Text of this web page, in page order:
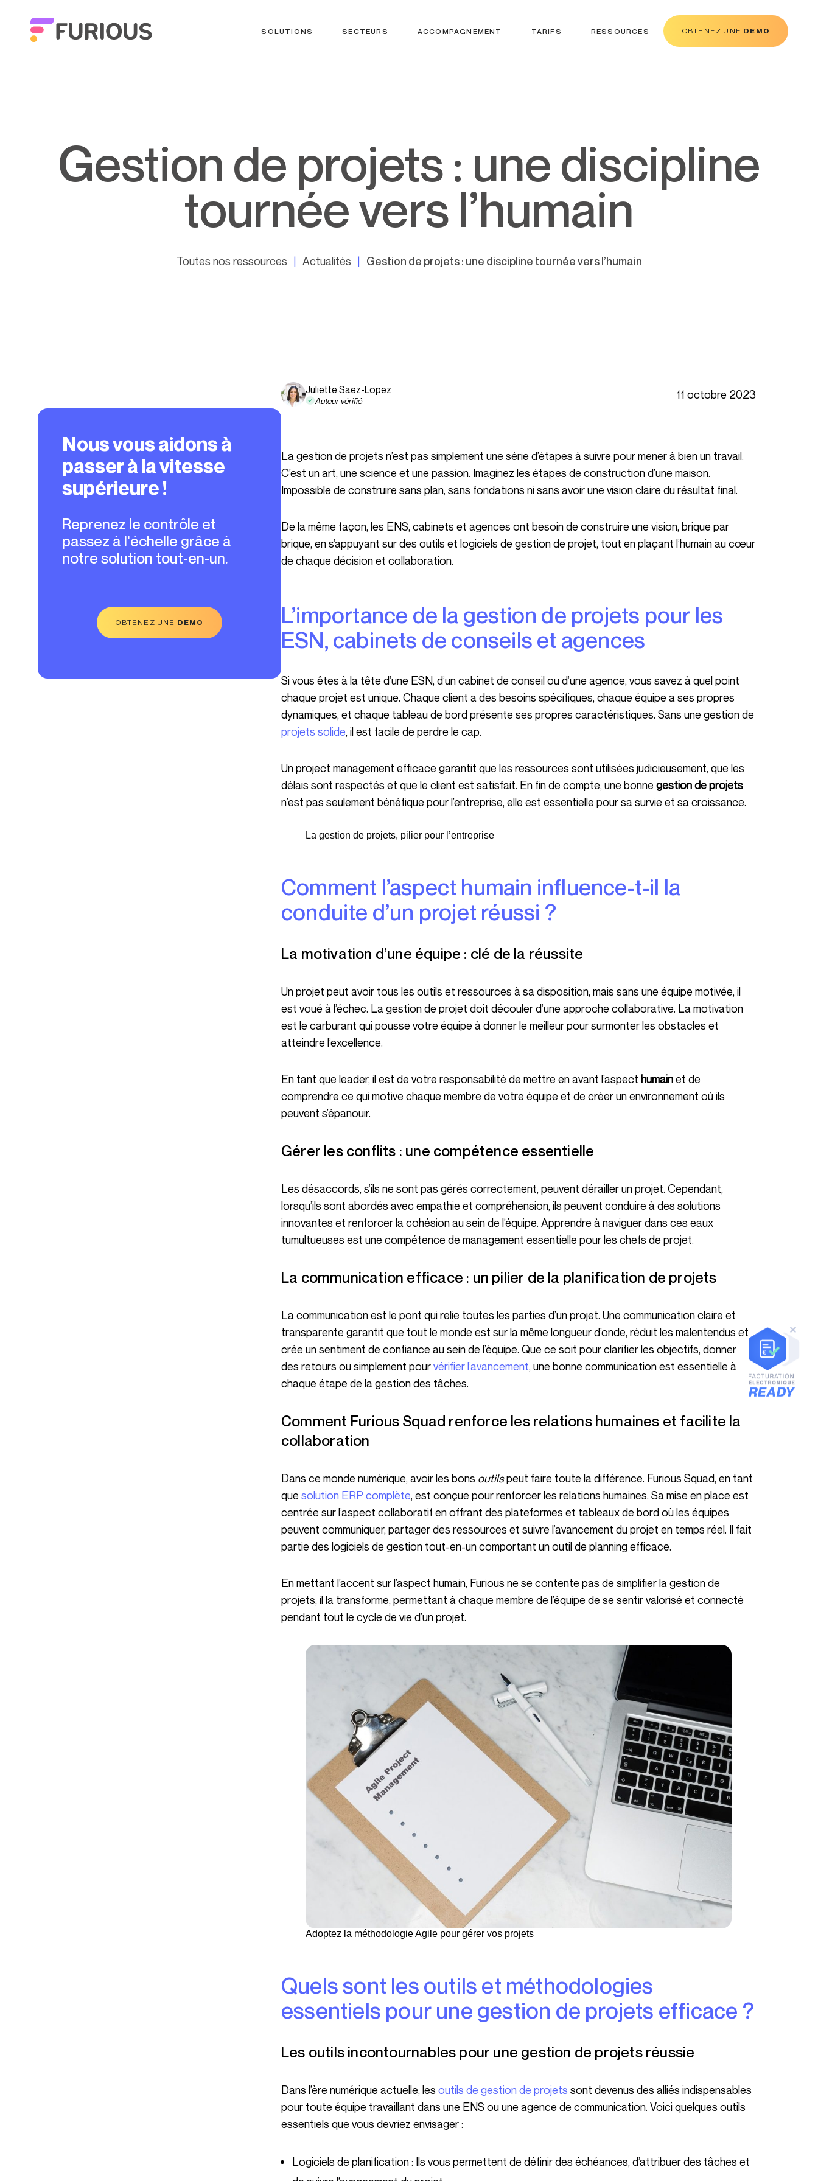
SOLUTIONS SECTEURS ACCOMPAGNEMENT TARIFS RESSOURCES OBTENEZ UNE DEMO
Gestion de projets : une discipline
tournée vers l’humain
Toutes nos ressources Actualités Gestion de projets : une discipline tournée vers l’humain
Nous vous aidons à
passer à la vitesse
supérieure !
Reprenez le contrôle et
passez à l'échelle grâce à
notre solution tout-en-un.
OBTENEZ UNE DEMO
Juliette Saez-Lopez
Auteur vérifié 11 octobre 2023
La gestion de projets n’est pas simplement une série d’étapes à suivre pour mener à bien un travail.
C’est un art, une science et une passion. Imaginez les étapes de construction d’une maison.
Impossible de construire sans plan, sans fondations ni sans avoir une vision claire du résultat final.
De la même façon, les ENS, cabinets et agences ont besoin de construire une vision, brique par
brique, en s’appuyant sur des outils et logiciels de gestion de projet, tout en plaçant l’humain au cœur
de chaque décision et collaboration.
L’importance de la gestion de projets pour les
ESN, cabinets de conseils et agences
Si vous êtes à la tête d’une ESN, d’un cabinet de conseil ou d’une agence, vous savez à quel point
chaque projet est unique. Chaque client a des besoins spécifiques, chaque équipe a ses propres
dynamiques, et chaque tableau de bord présente ses propres caractéristiques. Sans une gestion de
projets solide, il est facile de perdre le cap.
Un project management efficace garantit que les ressources sont utilisées judicieusement, que les
délais sont respectés et que le client est satisfait. En fin de compte, une bonne gestionde projets
n’est pas seulement bénéfique pour l’entreprise, elle est essentielle pour sa survie et sa croissance.
La gestion de projets, pilier pour l’entreprise
Comment l’aspect humain influence-t-il la
conduite d’un projet réussi ?
La motivation d’une équipe : clé de la réussite
Un projet peut avoir tous les outils et ressources à sa disposition, mais sans une équipe motivée, il
est voué à l’échec. La gestion de projet doit découler d’une approche collaborative. La motivation
est le carburant qui pousse votre équipe à donner le meilleur pour surmonter les obstacles et
atteindre l’excellence.
En tant que leader, il est de votre responsabilité de mettre en avant l’aspect humainet de
comprendre ce qui motive chaque membre de votre équipe et de créer un environnement où ils
peuvent s’épanouir.
Gérer les conflits : une compétence essentielle
Les désaccords, s’ils ne sont pas gérés correctement, peuvent dérailler un projet. Cependant,
lorsqu’ils sont abordés avec empathie et compréhension, ils peuvent conduire à des solutions
innovantes et renforcer la cohésion au sein de l’équipe. Apprendre à naviguer dans ces eaux
tumultueuses est une compétence de management essentielle pour les chefs de projet.
La communication efficace : un pilier de la planification de projets
La communication est le pont qui relie toutes les parties d’un projet. Une communication claire et
transparente garantit que tout le monde est sur la même longueur d’onde, réduit les malentendus et
crée un sentiment de confiance au sein de l’équipe. Que ce soit pour clarifier les objectifs, donner
des retours ou simplement pourvérifier l’avancement, une bonne communication est essentielle à
chaque étape de la gestion des tâches.
Comment Furious Squad renforce les relations humaines et facilite la
collaboration
Dans ce monde numérique, avoir les bons outilspeut faire toute la différence. Furious Squad, en tant
que solution ERP complète, est conçue pour renforcer les relations humaines. Sa mise en place est
centrée sur l’aspect collaboratif en offrant des plateformes et tableaux de bord où les équipes
peuvent communiquer, partager des ressources et suivre l’avancement du projet en temps réel. Il fait
partie des logiciels de gestion tout-en-un comportant un outil de planning efficace.
En mettant l’accent sur l’aspect humain, Furious ne se contente pas de simplifier la gestion de
projets, il la transforme, permettant à chaque membre de l’équipe de se sentir valorisé et connecté
pendant tout le cycle de vie d’un projet.
Adoptez la méthodologie Agile pour gérer vos projets
Quels sont les outils et méthodologies
essentiels pour une gestion de projets efficace ?
Les outils incontournables pour une gestion de projets réussie
Dans l’ère numérique actuelle, les outils de gestion de projets sont devenus des alliés indispensables
pour toute équipe travaillant dans une ENS ou une agence de communication. Voici quelques outils
essentiels que vous devriez envisager :
Logiciels de planification : Ils vous permettent de définir des échéances, d’attribuer des tâches et